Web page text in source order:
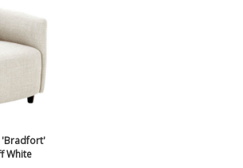
'Bradfort'
White